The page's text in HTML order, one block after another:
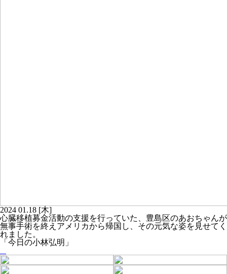
2024 01.18 [木]
心臓移植募金活動の支援を行っていた、豊島区のあおちゃんが
無事手術を終えアメリカから帰国し、その元気な姿を見せてく
れました。
「今日の小林弘明」